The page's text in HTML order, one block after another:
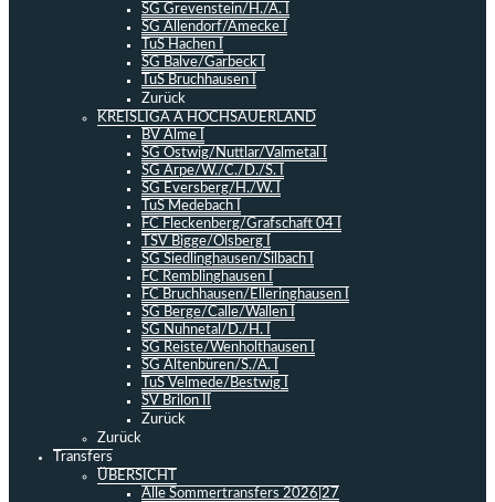
SG Grevenstein/H./A. I
SG Allendorf/Amecke I
TuS Hachen I
SG Balve/Garbeck I
TuS Bruchhausen I
Zurück
KREISLIGA A HOCHSAUERLAND
BV Alme I
SG Ostwig/Nuttlar/Valmetal I
SG Arpe/W./C./D./S. I
SG Eversberg/H./W. I
TuS Medebach I
FC Fleckenberg/Grafschaft 04 I
TSV Bigge/Olsberg I
SG Siedlinghausen/Silbach I
FC Remblinghausen I
FC Bruchhausen/Elleringhausen I
SG Berge/Calle/Wallen I
SG Nuhnetal/D./H. I
SG Reiste/Wenholthausen I
SG Altenbüren/S./A. I
TuS Velmede/Bestwig I
SV Brilon II
Zurück
Zurück
Transfers
ÜBERSICHT
Alle Sommertransfers 2026|27